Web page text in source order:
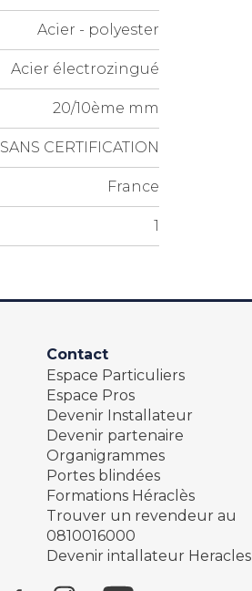
Acier - polyester
Acier électrozingué
20/10ème mm
SANS CERTIFICATION
France
1
Contact
Espace Particuliers
Espace Pros
Devenir Installateur
Devenir partenaire
Organigrammes
Portes blindées
Formations Héraclès
Trouver un revendeur au
0810016000
Devenir intallateur Heracles